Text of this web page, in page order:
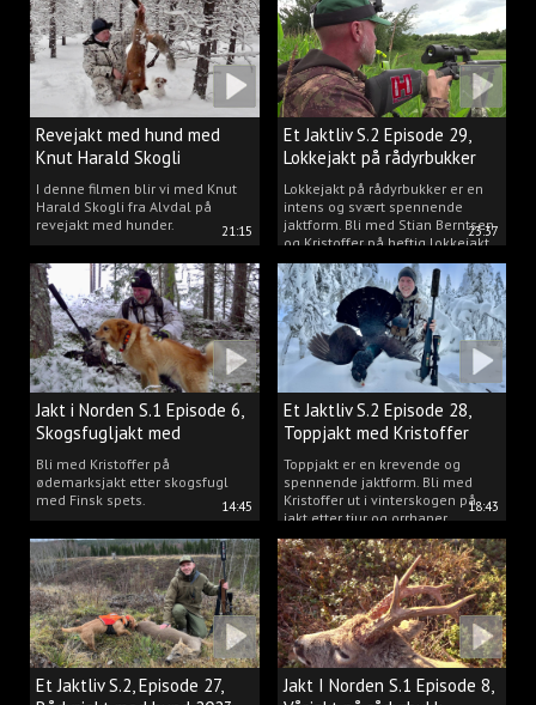
21:15
Revejakt med hund med
Knut Harald Skogli
I denne filmen blir vi med Knut
Harald Skogli fra Alvdal på
revejakt med hunder.
23:37
Et Jaktliv S.2 Episode 29,
Lokkejakt på rådyrbukker
med Stian og Kristoffer
Lokkejakt på rådyrbukker er en
intens og svært spennende
jaktform. Bli med Stian Berntsen
og Kristoffer på heftig lokkejakt.
14:45
Jakt i Norden S.1 Episode 6,
Skogsfugljakt med
spetshund.
Bli med Kristoffer på
ødemarksjakt etter skogsfugl
med Finsk spets.
18:43
Et Jaktliv S.2 Episode 28,
Toppjakt med Kristoffer
Clausen
Toppjakt er en krevende og
spennende jaktform. Bli med
Kristoffer ut i vinterskogen på
jakt etter tiur og orrhaner.
Et Jaktliv S.2, Episode 27,
Jakt I Norden S.1 Episode 8,